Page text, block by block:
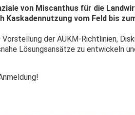
von Miscanthus für die
vom Feld bis
der AUKM-Richtlinien,
Lösungsansätze zu entwickeln